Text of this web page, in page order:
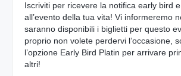
Iscriviti per ricevere la notifica early bird
all’evento della tua vita! Vi informeremo
saranno disponibili i biglietti per questo
proprio non volete perdervi l’occasione,
l’opzione Early Bird Platin per arrivare
altri!